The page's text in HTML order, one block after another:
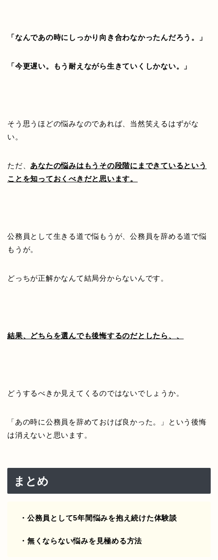
「なんであの時にしっかり向き合わなかったんだろう。」
「今更遅い。もう耐えながら生きていくしかない。」
そう思うほどの悩みなのであれば、当然笑えるはずがな
い。
ただ、 あなたの悩みはもうその段階にまできているという
ことを知っておくべきだと思います。
公務員として生きる道で悩もうが、公務員を辞める道で悩
もうが。
どっちが正解かなんて結局分からないんです。
結果、どちらを選んでも後悔するのだとしたら、、
どうするべきか見えてくるのではないでしょうか。
「あの時に公務員を辞めておけば良かった。」という後悔
は消えないと思います。
まとめ
・公務員として5年間悩みを抱え続けた体験談
・無くならない悩みを見極める方法